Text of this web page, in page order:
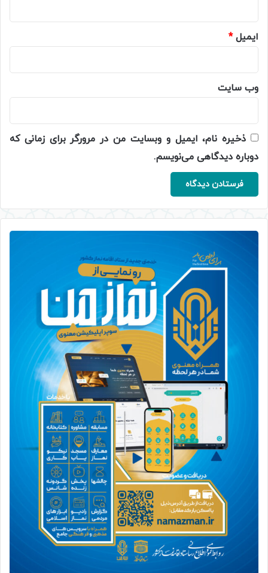
ایمیل*
وب‌ سایت
ذخیره نام، ایمیل و وبسایت من در مرورگر برای زمانی که
دوباره دیدگاهی می‌نویسم.